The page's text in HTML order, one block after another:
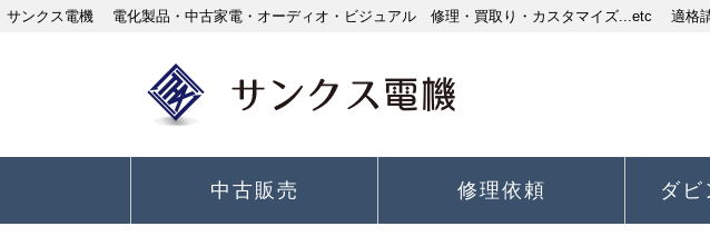
サンクス電機 電化製品・中古家電・オーディオ・ビジュアル 修理・買取り・カスタマイズ...etc 適格
中古販売 修理依頼 ダビ